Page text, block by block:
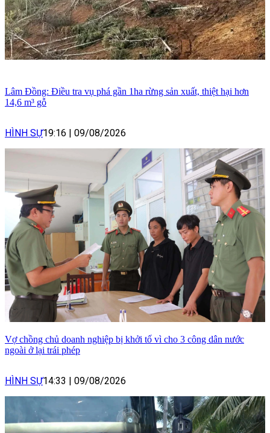
Lâm Đồng: Điều tra vụ phá gần 1ha rừng sản xuất, thiệt hại hơn
14,6 m³ gỗ
HÌNH SỰ19:16 | 09/08/2026
Vợ chồng chủ doanh nghiệp bị khởi tố vì cho 3 công dân nước
ngoài ở lại trái phép
HÌNH SỰ14:33 | 09/08/2026